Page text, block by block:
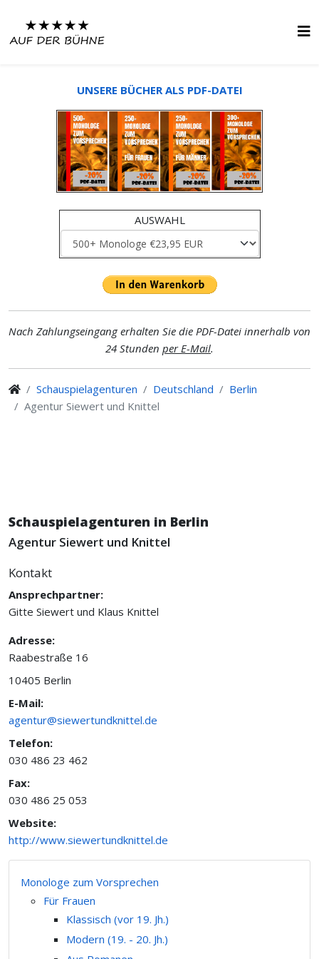
UNSERE BÜCHER ALS PDF-DATEI
AUSWAHL
Nach Zahlungseingang erhalten Sie die PDF-Datei innerhalb von
24 Stunden per E-Mail.
Schauspielagenturen Deutschland
Berlin
Agentur Siewert und Knittel
Schauspielagenturen in Berlin
Agentur Siewert und Knittel
Kontakt
Ansprechpartner:
Gitte Siewert und Klaus Knittel
Adresse:
Raabestraße 16
10405 Berlin
E-Mail:
agentur@siewertundknittel.de
Telefon:
030 486 23 462
Fax:
030 486 25 053
Website:
http://www.siewertundknittel.de
Monologe zum Vorsprechen
Für Frauen
Klassisch (vor 19. Jh.)
Modern (19. - 20. Jh.)